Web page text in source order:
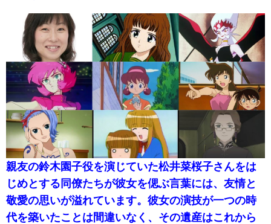
親友の鈴木園子役を演じていた松井菜桜子さんをは
じめとする同僚たちが彼女を偲ぶ言葉には、友情と
敬愛の思いが溢れています。彼女の演技が一つの時
代を築いたことは間違いなく、その遺産はこれから